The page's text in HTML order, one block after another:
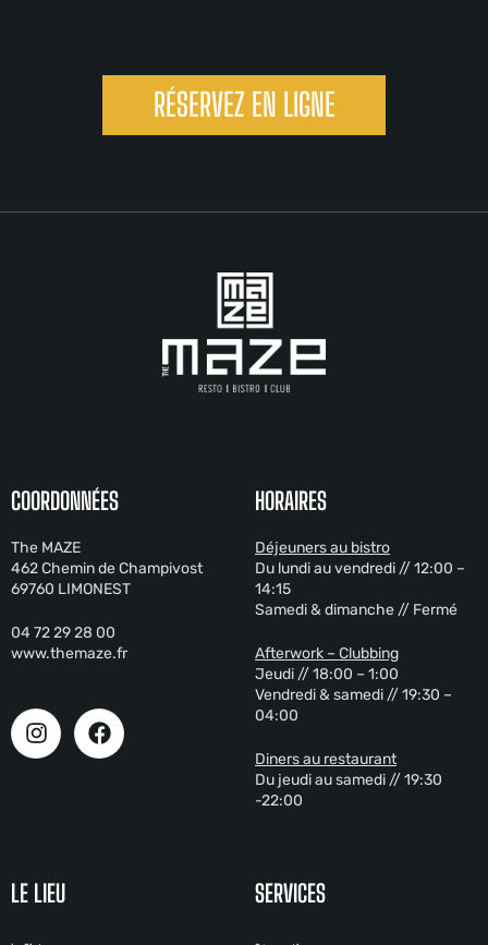
RÉSERVEZ EN LIGNE
COORDONNÉES
The MAZE
462 Chemin de Champivost
69760 LIMONEST
04 72 29 28 00
www.themaze.fr
HORAIRES
Déjeuners au bistro
Du lundi au vendredi // 12:00 –
14:15
Samedi & dimanche // Fermé
Afterwork – Clubbing
Jeudi // 18:00 – 1:00
Vendredi & samedi // 19:30 –
04:00
Diners au restaurant
Du jeudi au samedi // 19:30
-22:00
LE LIEU SERVICES